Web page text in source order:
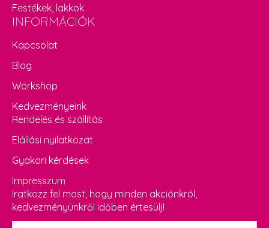
Festékek, lakkok
INFORMÁCIÓK
Kapcsolat
Blog
Workshop
Kedvezményeink
Rendelés és szállítás
Elállási nyilatkozat
Gyakori kérdések
Impresszum
Iratkozz fel most, hogy minden akciónkról,
kedvezményünkről időben értesülj!
Név